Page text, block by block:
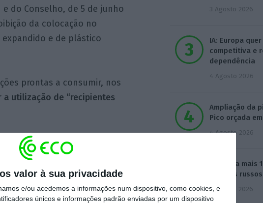
valor à sua privacidade
e/ou acedemos a informações num dispositivo, como cookies, e
únicos e informações padrão enviadas por um dispositivo
do Conselho, de 5 de junho
da colocação no
e de plástico
prontas a consumir, nos
a utilização de “recipientes
para o Fundo Ambiental
da economia circular;
a Inspeção-Geral da
e para a Autoridade de
3 Agosto 2026
IA: Europa
competitiva e
dependência
4 Agosto 2026
Ampliação da
Pico orçada
4 Agosto 2026
UE envia mais
de juros
5 Agosto 2026